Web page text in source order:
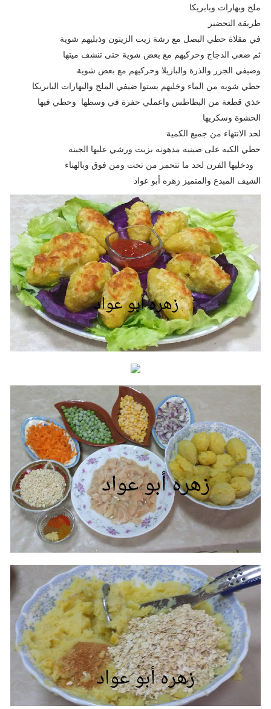
ملح وبهارات وبابريكا
طريقة التحضير
في مقلاة حطي البصل مع رشة زيت الزيتون وذبليهم شوية
ثم ضعي الدجاج وحركيهم مع بعض شوية حتى تنشف ميتها
وضيفي الجزر والذرة والبازيلا وحركيهم مع بعض شوية
حطي شويه من الماء وخليهم يستوا ضيفي الملح والبهارات البابريكا
خذي قطعة من البطاطس واعملي حفرة في وسطها وحطي فيها
الحشوة وسكريها
لحد الانتهاء من جميع الكمية
حطي الكبه على صينيه مدهونه بزيت ورشي عليها الجبنه
ودخليها الفرن لحد ما تتحمر من تحت ومن فوق وبالهناء
الشيف المبدع والمتميز زهره أبو عواد